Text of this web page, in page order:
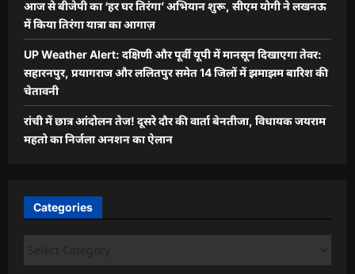
आज से बीजेपी का ‘हर घर तिरंगा’ अभियान शुरू, सीएम योगी ने लखनऊ
में किया तिरंगा यात्रा का आगाज़
UP Weather Alert: दक्षिणी और पूर्वी यूपी में मानसून दिखाएगा तेवर:
सहारनपुर, प्रयागराज और ललितपुर समेत 14 जिलों में झमाझम बारिश की
चेतावनी
रांची में छात्र आंदोलन तेज! दूसरे दौर की वार्ता बेनतीजा, विधायक जयराम
महतो का निर्जला अनशन का ऐलान
Categories